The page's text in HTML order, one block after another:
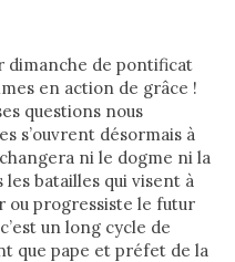
dimanche de pontificat
en action de grâce !
questions nous
s’ouvrent désormais à
ni le dogme ni la
les batailles qui visent à
ou progressiste le futur
un long cycle de
que pape et préfet de la